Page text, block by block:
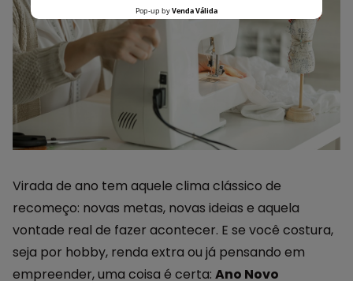
Virada de ano tem aquele clima clássico de
recomeço: novas metas, novas ideias e aquela
vontade real de fazer acontecer. E se você costura,
seja por hobby, renda extra ou já pensando em
empreender, uma coisa é certa: Ano Novo